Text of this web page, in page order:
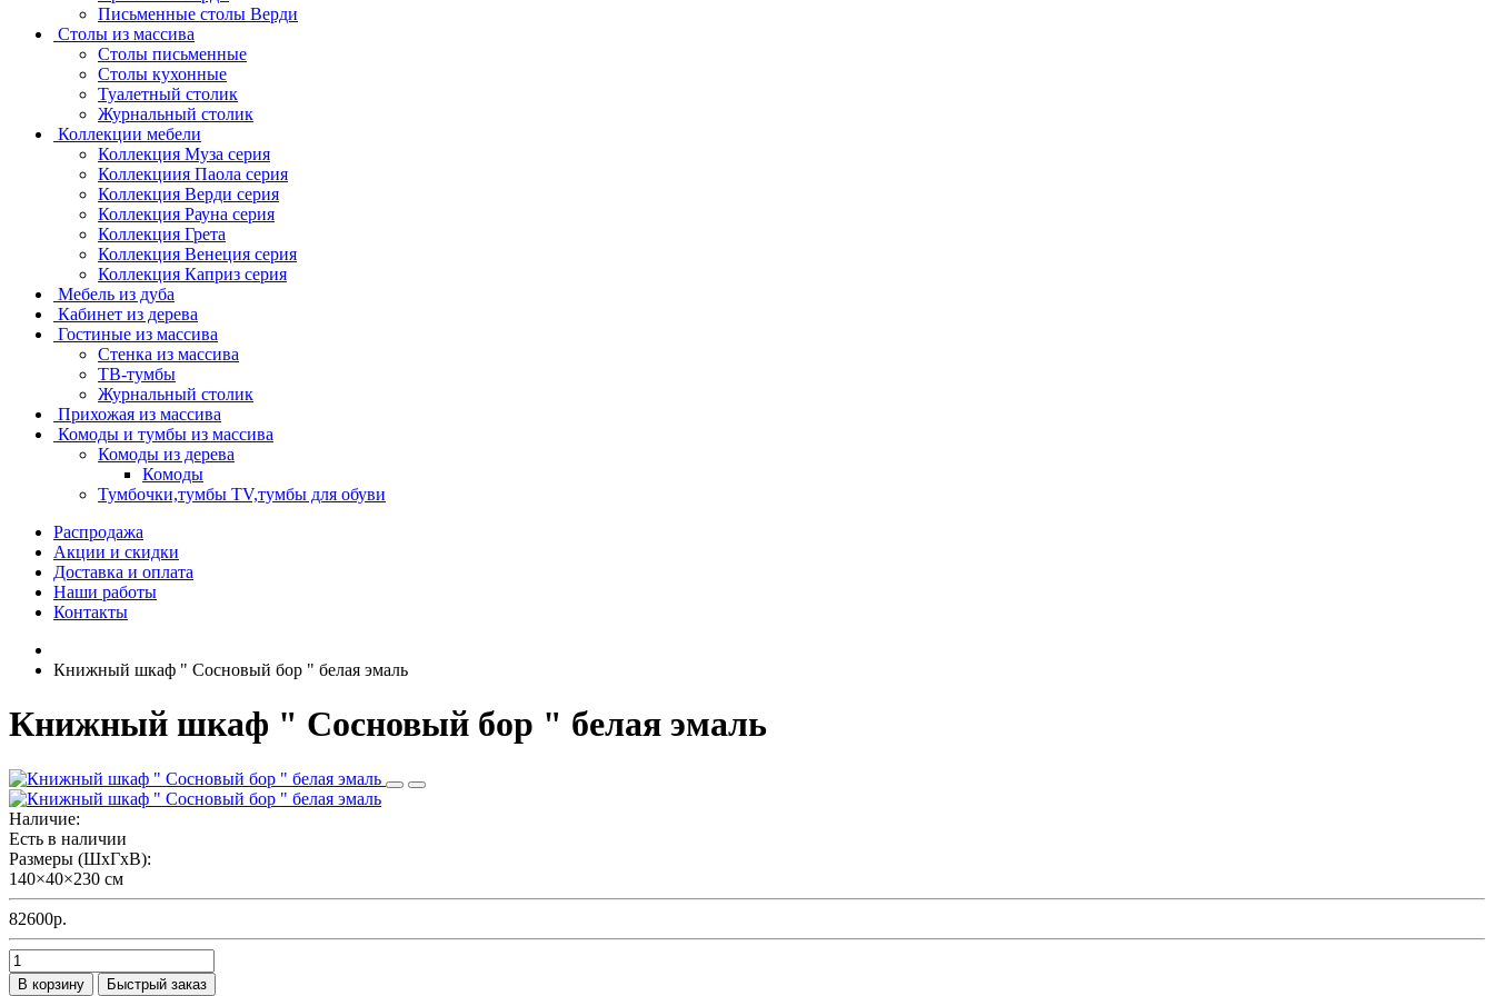
Письменные столы Верди
Столы из массива
Столы письменные
Столы кухонные
Туалетный столик
Журнальный столик
Коллекции мебели
Коллекция Муза серия
Коллекциия Паола серия
Коллекция Верди серия
Коллекция Рауна серия
Коллекция Грета
Коллекция Венеция серия
Коллекция Каприз серия
Мебель из дуба
Кабинет из дерева
Гостиные из массива
Стенка из массива
ТВ-тумбы
Журнальный столик
Прихожая из массива
Комоды и тумбы из массива
Комоды из дерева
Комоды
Тумбочки,тумбы TV,тумбы для обуви
Распродажа
Акции и скидки
Доставка и оплата
Наши работы
Контакты
Книжный шкаф " Сосновый бор " белая эмаль
Книжный шкаф " Сосновый бор " белая эмаль
Наличие:
Есть в наличии
Размеры (ШxГxВ):
140×40×230 см
82600р.
В корзину Быстрый заказ